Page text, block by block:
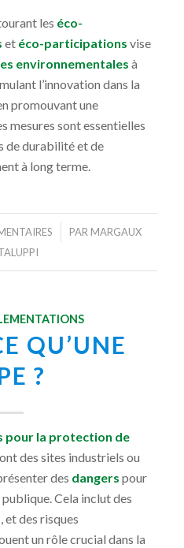
les éco-
et éco-participations vise
environnementales à
l’innovation dans la
promouvant une
mesures sont essentielles
de durabilité et de
à long terme.
/ PAR MARGAUX
QU’UNE
?
pour la protection de
des sites industriels ou
des dangers pour
Cela inclut des
, et des risques
un rôle crucial dans la